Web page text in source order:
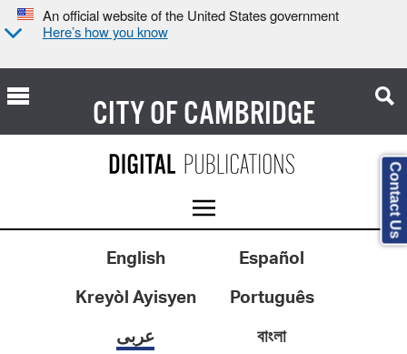
An official website of the United States government
Here’s how you know
CITY OFCAMBRIDGE
English
Español
Kreyòl Ayisyen
Português
عربى
বাংলা
Contact Us